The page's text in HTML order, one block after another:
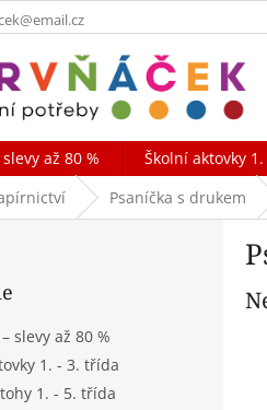
až 80 % Školní aktovky
Psaníčka s drukem
slevy až 80 %
1. - 3. třída
1. - 5. třída